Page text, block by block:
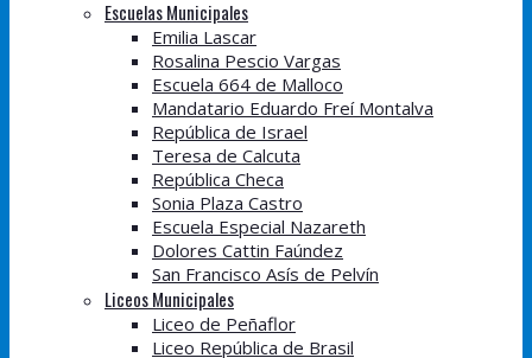
Escuelas Municipales
Emilia Lascar
Rosalina Pescio Vargas
Escuela 664 de Malloco
Mandatario Eduardo Freí Montalva
República de Israel
Teresa de Calcuta
República Checa
Sonia Plaza Castro
Escuela Especial Nazareth
Dolores Cattin Faúndez
San Francisco Asís de Pelvín
Liceos Municipales
Liceo de Peñaflor
Liceo República de Brasil